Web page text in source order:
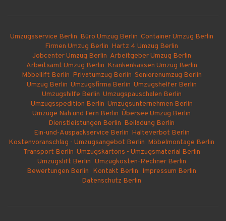
Umzugsservice Berlin Büro Umzug Berlin Container Umzug Berlin
Firmen Umzug Berlin Hartz 4 Umzug Berlin
Jobcenter Umzug Berlin Arbeitgeber Umzug Berlin
Arbeitsamt Umzug Berlin Krankenkassen Umzug Berlin
Möbellift Berlin Privatumzug Berlin Seniorenumzug Berlin
Umzug Berlin Umzugsfirma Berlin Umzugshelfer Berlin
Umzugshilfe Berlin Umzugspauschalen Berlin
Umzugsspedition Berlin Umzugsunternehmen Berlin
Umzüge Nah und Fern Berlin Übersee Umzug Berlin
Dienstleistungen Berlin Beiladung Berlin
Ein-und-Auspackservice Berlin Halteverbot Berlin
Kostenvoranschlag - Umzugsangebot Berlin Möbelmontage Berlin
Transport Berlin Umzugskartons - Umzugsmaterial Berlin
Umzugslift Berlin Umzugkosten-Rechner Berlin
Bewertungen Berlin Kontakt Berlin Impressum Berlin
Datenschutz Berlin